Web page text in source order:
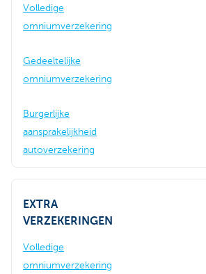
Volledige
omniumverzekering
Gedeeltelijke
omniumverzekering
Burgerlijke
aansprakelijkheid
autoverzekering
EXTRA
VERZEKERINGEN
Volledige
omniumverzekering